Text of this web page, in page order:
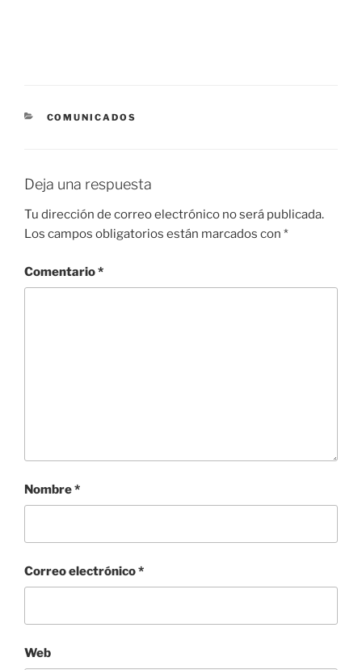
CATEGORÍAS
COMUNICADOS
Deja una respuesta
Tu dirección de correo electrónico no será publicada.
Los campos obligatorios están marcados con *
Comentario*
Nombre*
Correo electrónico*
Web